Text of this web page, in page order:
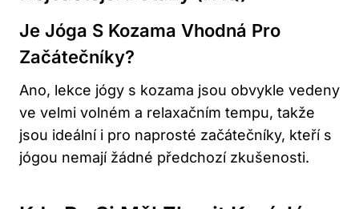
Je Jóga S Kozama Vhodná Pro
Začátečníky?
Ano, lekce jógy s kozama jsou obvykle vedeny
ve velmi volném a relaxačním tempu, takže
jsou ideální i pro naprosté začátečníky, kteří s
jógou nemají žádné předchozí zkušenosti.